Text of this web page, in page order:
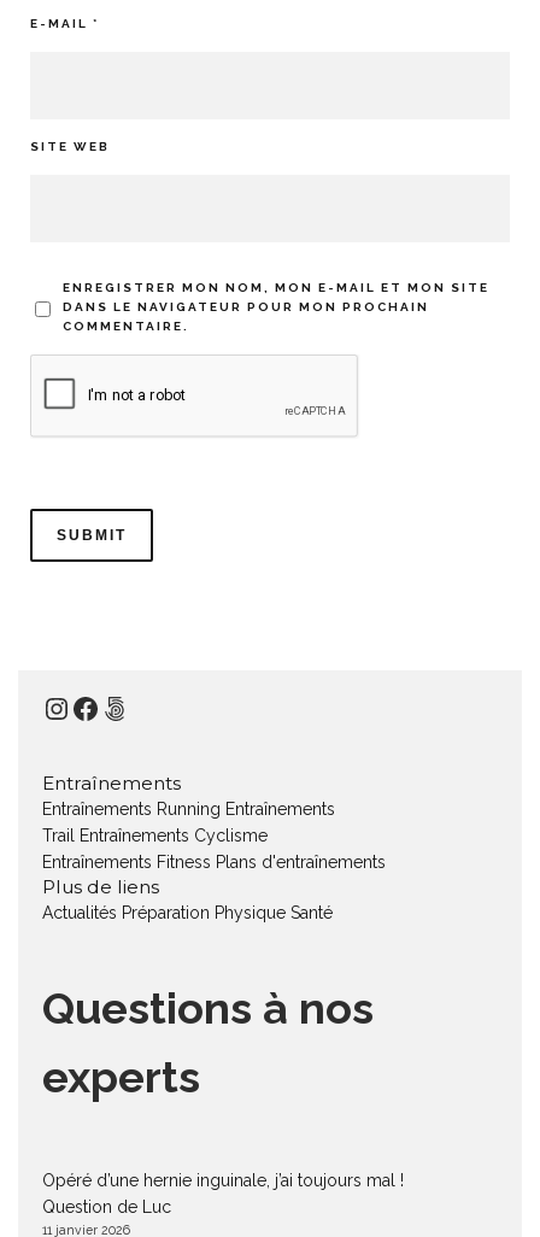
E-MAIL *
SITE WEB
ENREGISTRER MON NOM, MON E-MAIL ET MON SITE
DANS LE NAVIGATEUR POUR MON PROCHAIN
COMMENTAIRE.
Instagram
Facebook
500px
Entraînements
Entraînements Running Entraînements
Trail
Entraînements Cyclisme
Entraînements Fitness Plans d'entraînements
Plus de liens
Actualités Préparation Physique Santé
Questions à nos
experts
Opéré d’une hernie inguinale, j’ai toujours mal !
Question de Luc
11 janvier 2026